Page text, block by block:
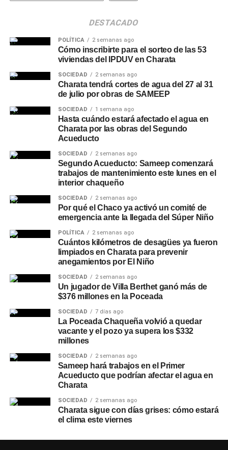
DESTACADO
POLÍTICA 2 semanas ago
Cómo inscribirte para el sorteo de las 53
viviendas del IPDUV en Charata
SOCIEDAD 2 semanas ago
Charata tendrá cortes de agua del 27 al 31
de julio por obras de SAMEEP
SOCIEDAD 1 semana ago
Hasta cuándo estará afectado el agua en
Charata por las obras del Segundo
Acueducto
SOCIEDAD 2 semanas ago
Segundo Acueducto: Sameep comenzará
trabajos de mantenimiento este lunes en el
interior chaqueño
SOCIEDAD 2 semanas ago
Por qué el Chaco ya activó un comité de
emergencia ante la llegada del Súper Niño
POLÍTICA 2 semanas ago
Cuántos kilómetros de desagües ya fueron
limpiados en Charata para prevenir
anegamientos por El Niño
SOCIEDAD 2 semanas ago
Un jugador de Villa Berthet ganó más de
$376 millones en la Poceada
SOCIEDAD 7 días ago
La Poceada Chaqueña volvió a quedar
vacante y el pozo ya supera los $332
millones
SOCIEDAD 2 semanas ago
Sameep hará trabajos en el Primer
Acueducto que podrían afectar el agua en
Charata
SOCIEDAD 2 semanas ago
Charata sigue con días grises: cómo estará
el clima este viernes